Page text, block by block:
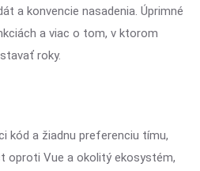
a konvencie nasadenia. Úprimné
a viac o tom, v ktorom
roky.
kód a žiadnu preferenciu tímu,
oproti Vue a okolitý ekosystém,